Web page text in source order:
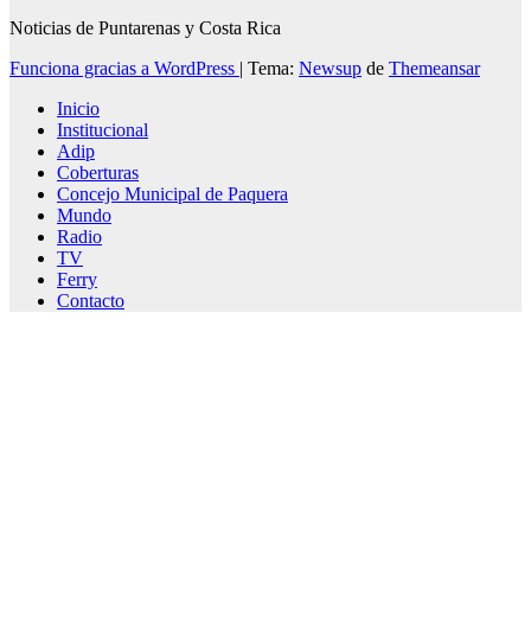
Noticias de Puntarenas y Costa Rica
Funciona gracias a WordPress | Tema: Newsup de Themeansar
Inicio
Institucional
Adip
Coberturas
Concejo Municipal de Paquera
Mundo
Radio
TV
Ferry
Contacto